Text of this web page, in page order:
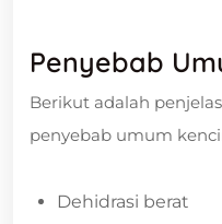
Penyebab
Berikut adalah
penyebab umum
Dehidrasi berat